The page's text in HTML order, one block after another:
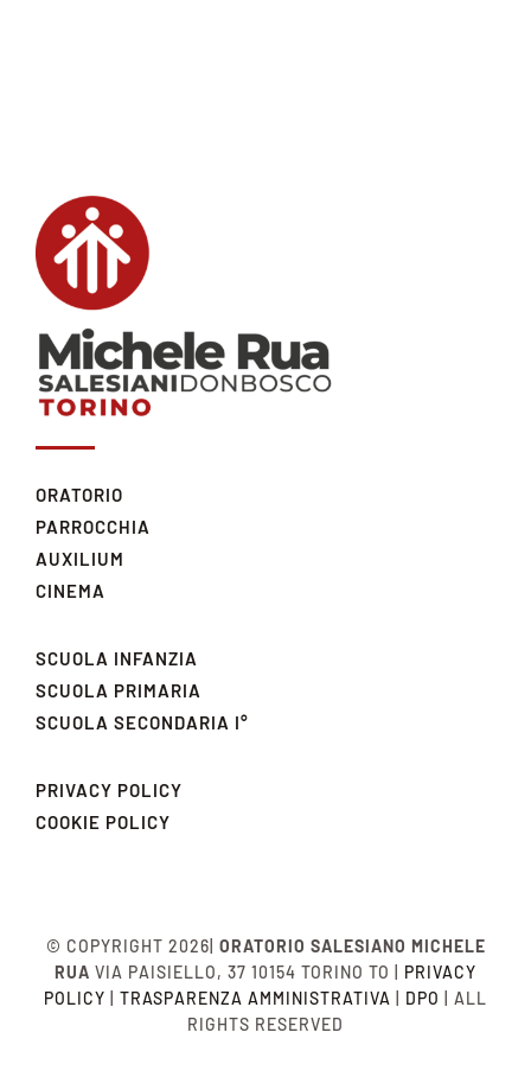
ORATORIO
PARROCCHIA
AUXILIUM
CINEMA
SCUOLA INFANZIA
SCUOLA PRIMARIA
SCUOLA SECONDARIA I°
PRIVACY POLICY
COOKIE POLICY
© COPYRIGHT 2026| ORATORIO SALESIANO MICHELE
RUA VIA PAISIELLO, 37 10154 TORINO TO | PRIVACY
POLICY
TRASPARENZA AMMINISTRATIVA DPO
| ALL
RIGHTS RESERVED